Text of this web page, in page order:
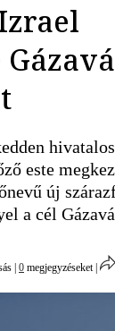
este
új
a cél
0 megjegyzéseket